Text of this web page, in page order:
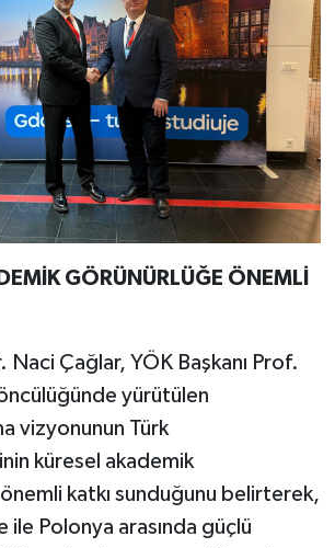
GÖRÜNÜRLÜĞE ÖNEMLİ
Naci Çağlar, YÖK Başkanı Prof.
yürütülen
vizyonunun Türk
küresel akademik
katkı sunduğunu belirterek,
ile Polonya arasında güçlü